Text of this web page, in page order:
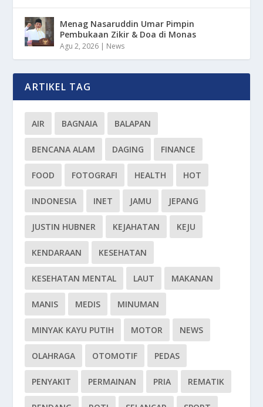
Menag Nasaruddin Umar Pimpin
Pembukaan Zikir & Doa di Monas
Agu 2, 2026 | News
ARTIKEL TAG
AIR BAGNAIA BALAPAN
BENCANA ALAM DAGING FINANCE
FOOD FOTOGRAFI HEALTH HOT
INDONESIA INET JAMU JEPANG
JUSTIN HUBNER KEJAHATAN KEJU
KENDARAAN KESEHATAN
KESEHATAN MENTAL LAUT MAKANAN
MANIS MEDIS MINUMAN
MINYAK KAYU PUTIH MOTOR NEWS
OLAHRAGA OTOMOTIF PEDAS
PENYAKIT PERMAINAN PRIA REMATIK